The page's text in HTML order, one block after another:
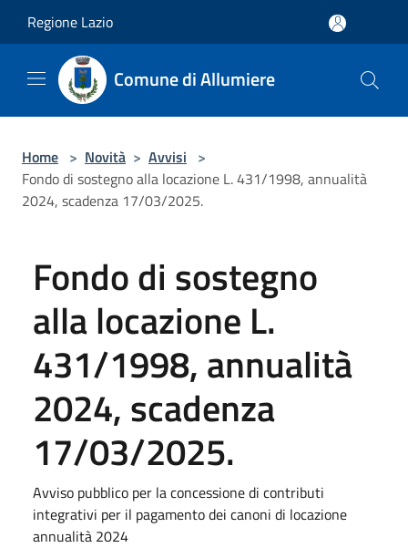
Regione Lazio
Comune di Allumiere
Home > Novità > Avvisi >
Fondo di sostegno alla locazione L. 431/1998, annualità
2024, scadenza 17/03/2025.
Fondo di sostegno
alla locazione L.
431/1998, annualità
2024, scadenza
17/03/2025.
Avviso pubblico per la concessione di contributi
integrativi per il pagamento dei canoni di locazione
annualità 2024